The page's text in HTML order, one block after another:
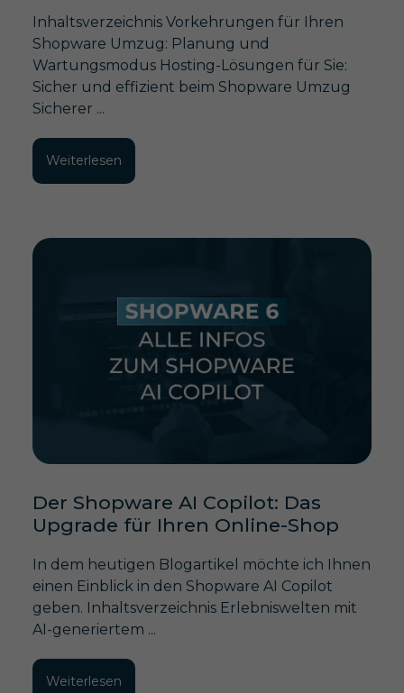
Inhaltsverzeichnis Vorkehrungen für Ihren
Shopware Umzug: Planung und
Wartungsmodus Hosting-Lösungen für Sie:
Sicher und effizient beim Shopware Umzug
Sicherer ...
Weiterlesen
Der Shopware AI Copilot: Das
Upgrade für Ihren Online-Shop
In dem heutigen Blogartikel möchte ich Ihnen
einen Einblick in den Shopware AI Copilot
geben. Inhaltsverzeichnis Erlebniswelten mit
AI-generiertem ...
Weiterlesen